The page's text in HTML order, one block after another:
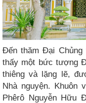
Đến thăm Đại
thấy một bức tượng
thiêng và lặng lẽ,
Nhà nguyện.
Phêrô Nguyễn Hữu